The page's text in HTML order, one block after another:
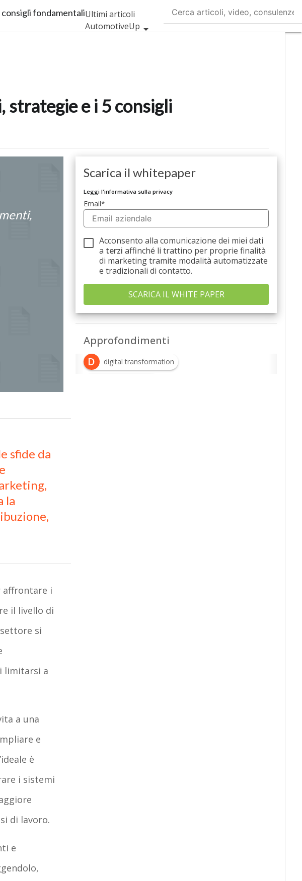
fondamentaliUltimi articoli
AutomotiveUp
ProptechStartup
strategie e i 5 consigli
sfide da
la
affrontare i
il livello di
si
limitarsi a
a una
e
è
i sistemi
di lavoro.
e
Scarica il whitepaper
Leggi l'informativa sulla privacy
Email*
Acconsento alla comunicazione dei miei dati
a terzi affinché li trattino per proprie finalità
di marketing tramite modalità automatizzate
e tradizionali di contatto.
Approfondimenti
D
digital transformation